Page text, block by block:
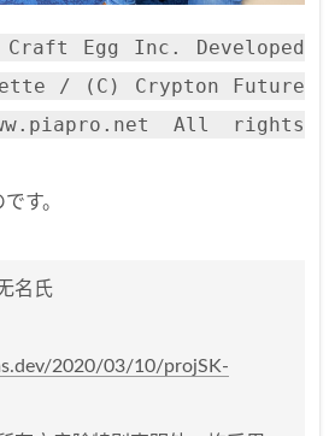
Egg Inc. Developed
/ (C) Crypton Future
All rights
す。
名氏
2020/03/10/projSK-